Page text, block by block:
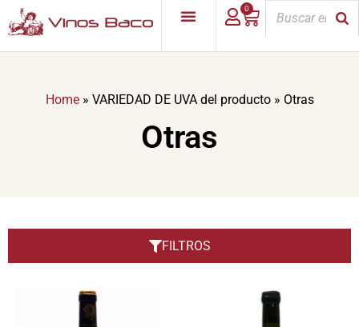
0
Home» VARIEDAD DE UVA del producto» Otras
Otras
FILTROS